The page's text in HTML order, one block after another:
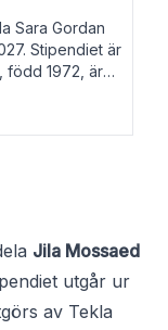
Sara Gordan
Stipendiet är
född 1972, är
2006 med
Jila Mossaed
utgår ur
av Tekla